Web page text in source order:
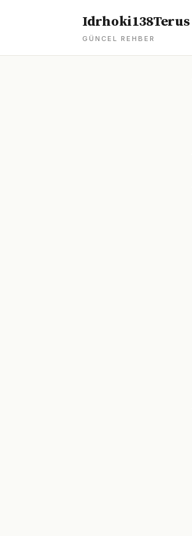
Idrhoki138Terus
GÜNCEL REHBER